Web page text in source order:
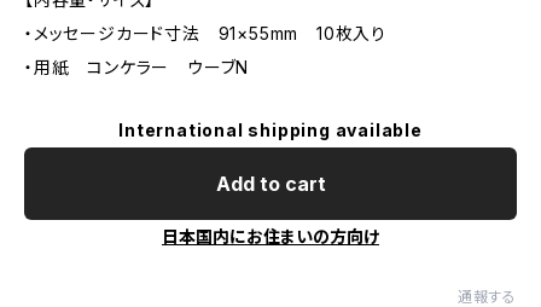
・メッセージカード寸法 91×55mm 10枚入り
・用紙 コンケラー ウーブN
International shipping available
Add to cart
日本国内にお住まいの方向け
通報する